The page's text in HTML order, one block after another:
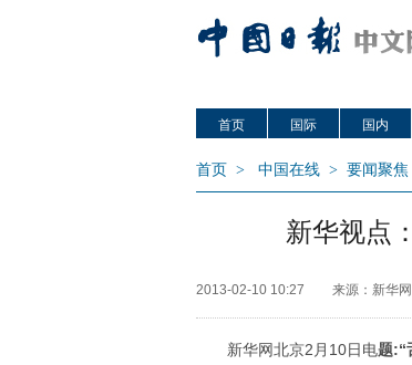
首页 国际 国内
首页 > 中国在线 > 要闻聚焦
新华视点
2013-02-10 10:27 来源：新华网
新华网北京2月10日电题:“